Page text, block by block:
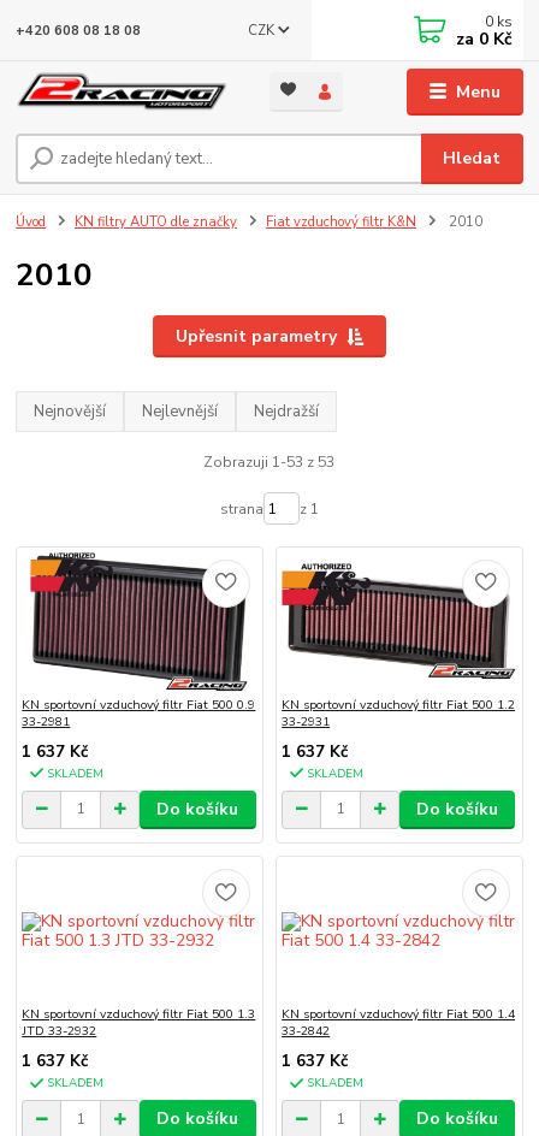
Menu
CZK
Hledat
+420 608 08 18 08 0 ks
za 0 Kč
Úvod KN filtry AUTO dle značky Fiat vzduchový filtr K&N 2010
2010
Upřesnit parametry
Nejnovější Nejlevnější Nejdražší
Zobrazuji 1-53 z 53
strana z 1
KN sportovní vzduchový filtr Fiat 500 0.9
33-2981
1 637 Kč
SKLADEM
Do košíku
KN sportovní vzduchový filtr Fiat 500 1.2
33-2931
1 637 Kč
SKLADEM
Do košíku
KN sportovní vzduchový filtr Fiat 500 1.3
JTD 33-2932
1 637 Kč
SKLADEM
Do košíku
KN sportovní vzduchový filtr Fiat 500 1.4
33-2842
1 637 Kč
SKLADEM
Do košíku